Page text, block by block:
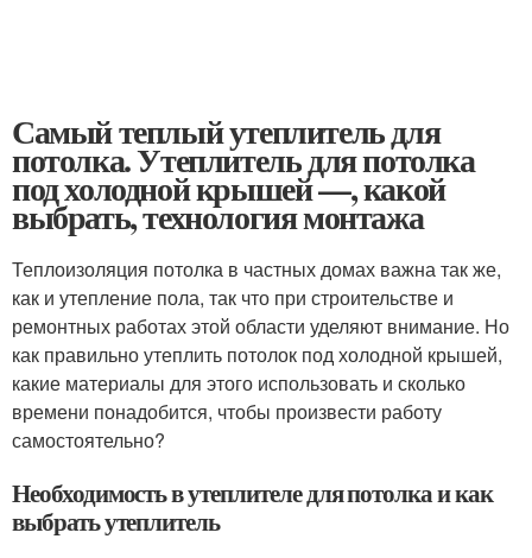
Самый теплый утеплитель для
потолка. Утеплитель для потолка
под холодной крышей —, какой
выбрать, технология монтажа
Теплоизоляция потолка в частных домах важна так же,
как и утепление пола, так что при строительстве и
ремонтных работах этой области уделяют внимание. Но
как правильно утеплить потолок под холодной крышей,
какие материалы для этого использовать и сколько
времени понадобится, чтобы произвести работу
самостоятельно?
Необходимость в утеплителе для потолка и как
выбрать утеплитель